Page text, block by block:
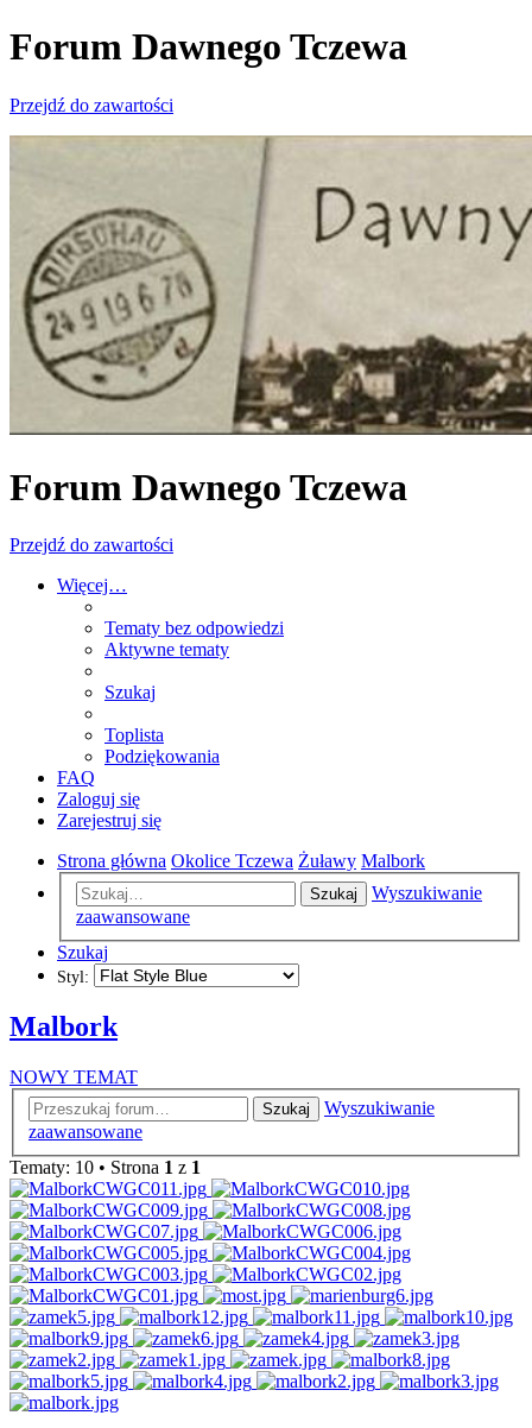
Forum Dawnego Tczewa
Przejdź do zawartości
Forum Dawnego Tczewa
Przejdź do zawartości
Więcej…
Tematy bez odpowiedzi
Aktywne tematy
Szukaj
Toplista
Podziękowania
FAQ
Zaloguj się
Zarejestruj się
Strona główna Okolice Tczewa Żuławy Malbork
Szukaj
Wyszukiwanie
zaawansowane
Szukaj
Styl:
Malbork
NOWY TEMAT
Szukaj
Wyszukiwanie
zaawansowane
Tematy: 10 • Strona 1 z 1